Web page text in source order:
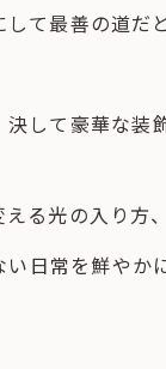
て最善の道だ
して豪華な装
る光の入り方
日常を鮮やか